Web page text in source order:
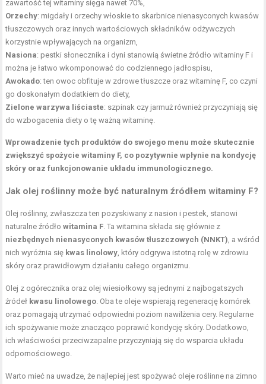
zawartość tej witaminy sięga nawet 70%,
Orzechy: migdały i orzechy włoskie to skarbnice nienasyconych kwasów
tłuszczowych oraz innych wartościowych składników odżywczych
korzystnie wpływających na organizm,
Nasiona: pestki słonecznika i dyni stanowią świetne źródło witaminy F i
można je łatwo wkomponować do codziennego jadłospisu,
Awokado: ten owoc obfituje w zdrowe tłuszcze oraz witaminę F, co czyni
go doskonałym dodatkiem do diety,
Zielone warzywa liściaste: szpinak czy jarmuż również przyczyniają się
do wzbogacenia diety o tę ważną witaminę.
Wprowadzenie tych produktów do swojego menu może skutecznie
zwiększyć spożycie witaminy F, co pozytywnie wpłynie na kondycję
skóry oraz funkcjonowanie układu immunologicznego.
Jak olej roślinny może być naturalnym źródłem witaminy F?
Olej roślinny, zwłaszcza ten pozyskiwany z nasion i pestek, stanowi
naturalne źródłowitamina F. Ta witamina składa się głównie z
niezbędnych nienasyconych kwasów tłuszczowych (NNKT), a wśród
nich wyróżnia się kwas linolowy, który odgrywa istotną rolę w zdrowiu
skóry oraz prawidłowym działaniu całego organizmu.
Olej z ogórecznika oraz olej wiesiołkowy są jednymi z najbogatszych
źródeł kwasu linolowego. Oba te oleje wspierają regenerację komórek
oraz pomagają utrzymać odpowiedni poziom nawilżenia cery. Regularne
ich spożywanie może znacząco poprawić kondycję skóry. Dodatkowo,
ich właściwości przeciwzapalne przyczyniają się do wsparcia układu
odpornościowego.
Warto mieć na uwadze, że najlepiej jest spożywać oleje roślinne na zimno